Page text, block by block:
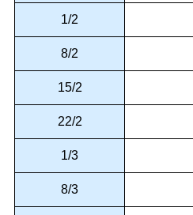
1/2
8/2
15/2
22/2
1/3
8/3